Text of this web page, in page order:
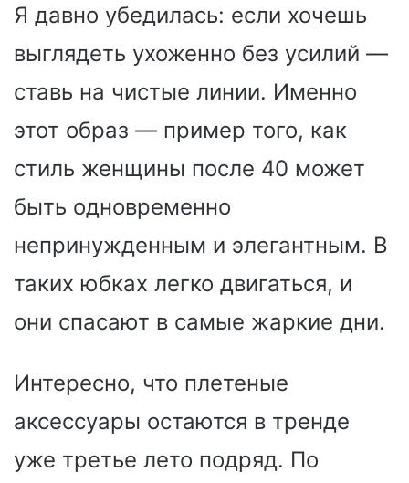
Я давно убедилась: если хочешь
выглядеть ухоженно без усилий —
ставь на чистые линии. Именно
этот образ — пример того, как
стиль женщины после 40 может
быть одновременно
непринужденным и элегантным. В
таких юбках легко двигаться, и
они спасают в самые жаркие дни.
Интересно, что плетеные
аксессуары остаются в тренде
уже третье лето подряд. По